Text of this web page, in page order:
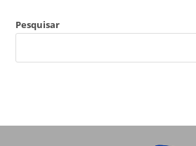
Pesquisar